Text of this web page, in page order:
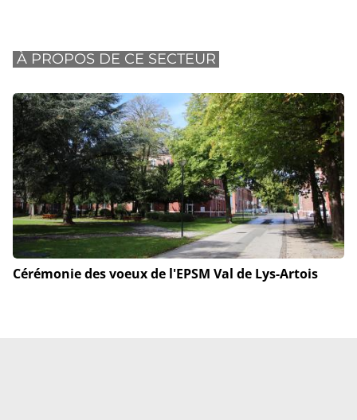
À PROPOS DE CE SECTEUR
Cérémonie des voeux de l'EPSM Val de Lys-Artois